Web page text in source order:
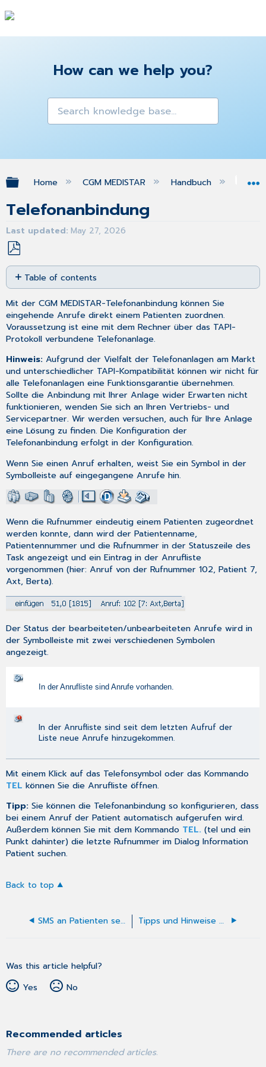
How can we help you?
Expand/collapse global hierarchy
Home CGM MEDISTAR Handbuch
Telefonanbindung
Last updated May 27, 2026
Save
as
PDF
Table of contents
No
headers
Mit der CGM MEDISTAR-Telefonanbindung können Sie
eingehende Anrufe direkt einem Patienten zuordnen.
Voraussetzung ist eine mit dem Rechner über das TAPI-
Protokoll verbundene Telefonanlage.
Hinweis:Aufgrund der Vielfalt der Telefonanlagen am Markt
und unterschiedlicher TAPI-Kompatibilität können wir nicht für
alle Telefonanlagen eine Funktionsgarantie übernehmen.
Sollte die Anbindung mit Ihrer Anlage wider Erwarten nicht
funktionieren, wenden Sie sich an Ihren Vertriebs- und
Servicepartner. Wir werden versuchen, auch für Ihre Anlage
eine Lösung zu finden. Die Konfiguration der
Telefonanbindung erfolgt in derKonfiguration.
Wenn Sie einen Anruf erhalten, weist Sie ein Symbol in der
Symbolleiste auf eingegangene Anrufe hin.
Wenn die Rufnummer eindeutig einem Patienten zugeordnet
werden konnte, dann wird der Patientenname,
Patientennummer und die Rufnummer in der Statuszeile des
Task angezeigt und ein Eintrag in der Anrufliste
vorgenommen (hier: Anruf von der Rufnummer 102, Patient 7,
Axt, Berta).
Der Status der bearbeiteten/unbearbeiteten Anrufe wird in
der Symbolleiste mit zwei verschiedenen Symbolen
angezeigt.
In der Anrufliste sind Anrufe vorhanden.
In der Anrufliste sind seit dem letzten Aufruf der
Liste neue Anrufe hinzugekommen.
Mit einem Klick auf das Telefonsymbol oder das Kommando
TEL können Sie die Anrufliste öffnen.
Tipp:Sie können die Telefonanbindung sokonfigurieren, dass
bei einem Anruf der Patient automatisch aufgerufen wird.
Außerdem können Sie mit dem Kommando TEL. (tel und ein
Punkt dahinter) die letzte Rufnummer im DialogInformation
Patient suchen.
Back to top
SMS an Patienten senden Tipps und Hinweise zum Erfassen/Ändern von Patientendaten
Was this article helpful?
Yes
No
Recommended articles
There are no recommended articles.